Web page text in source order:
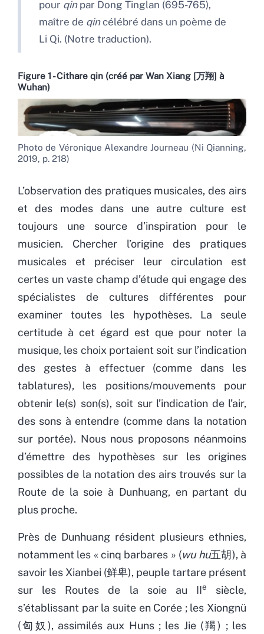
pour qin par Dong Tinglan (695-765),
maître de qincélébré dans un poème de
Li Qi. (Notre traduction).
Figure 1 - Cithare qin (créé par Wan Xiang [万翔] à
Wuhan)
Photo de Véronique Alexandre Journeau (Ni Qianning,
2019, p. 218)
L’observation des pratiques musicales, des airs
et des modes dans une autre culture est
toujours une source d’inspiration pour le
musicien. Chercher l’origine des pratiques
musicales et préciser leur circulation est
certes un vaste champ d’étude qui engage des
spécialistes de cultures différentes pour
examiner toutes les hypothèses. La seule
certitude à cet égard est que pour noter la
musique, les choix portaient soit sur l’indication
des gestes à effectuer (comme dans les
tablatures), les positions/mouvements pour
obtenir le(s) son(s), soit sur l’indication de l’air,
des sons à entendre (comme dans la notation
sur portée). Nous nous proposons néanmoins
d’émettre des hypothèses sur les origines
possibles de la notation des airs trouvés sur la
Route de la soie à Dunhuang, en partant du
plus proche.
Près de Dunhuang résident plusieurs ethnies,
notamment les « cinq barbares » (wu hu五胡), à
savoir les Xianbei (鲜卑), peuple tartare présent
sur les Routes de la soie au IIe
siècle,
s’établissant par la suite en Corée ; les Xiongnü
(匈奴), assimilés aux Huns ; les Jie (羯) ; les